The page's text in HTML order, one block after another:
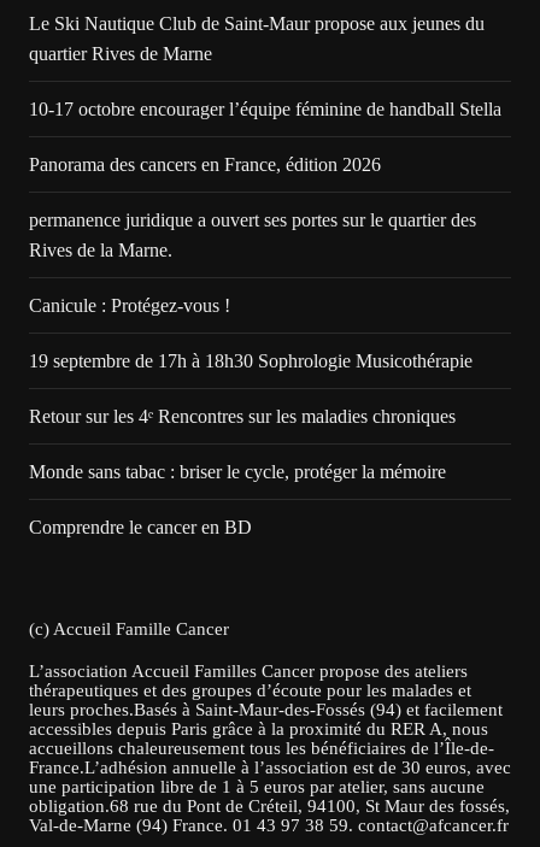
Le Ski Nautique Club de Saint-Maur propose aux jeunes du
quartier Rives de Marne
10-17 octobre encourager l’équipe féminine de handball Stella
Panorama des cancers en France, édition 2026
permanence juridique a ouvert ses portes sur le quartier des
Rives de la Marne.
Canicule : Protégez-vous !
19 septembre de 17h à 18h30 Sophrologie Musicothérapie
Retour sur les 4ᵉ Rencontres sur les maladies chroniques
Monde sans tabac : briser le cycle, protéger la mémoire
Comprendre le cancer en BD
(c) Accueil Famille Cancer
L’association Accueil Familles Cancer propose des ateliers
thérapeutiques et des groupes d’écoute pour les malades et
leurs proches.Basés à Saint-Maur-des-Fossés (94) et facilement
accessibles depuis Paris grâce à la proximité du RER A, nous
accueillons chaleureusement tous les bénéficiaires de l’Île-de-
France.L’adhésion annuelle à l’association est de 30 euros, avec
une participation libre de 1 à 5 euros par atelier, sans aucune
obligation.68 rue du Pont de Créteil, 94100, St Maur des fossés,
Val-de-Marne (94) France. 01 43 97 38 59. contact@afcancer.fr